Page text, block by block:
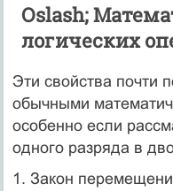
Oslash;
логических
Эти свойства почти
обычными
особенно если
одного разряда в
1. Закон